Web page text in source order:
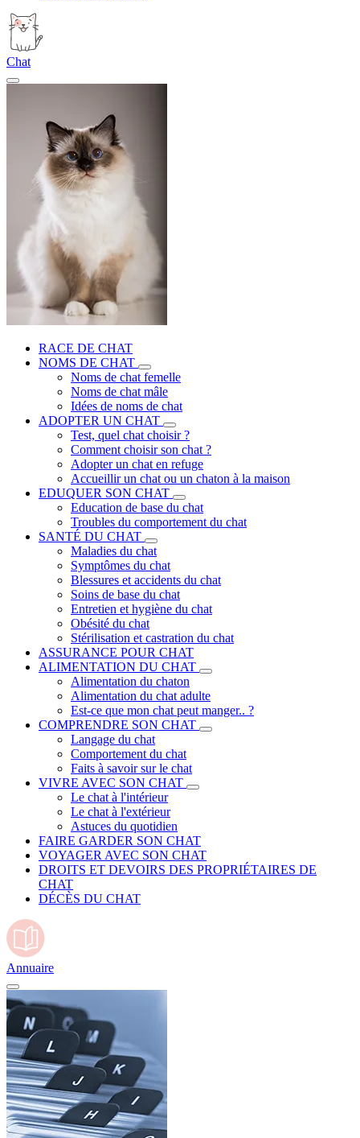
Chat
RACE DE CHAT
NOMS DE CHAT
Noms de chat femelle
Noms de chat mâle
Idées de noms de chat
ADOPTER UN CHAT
Test, quel chat choisir ?
Comment choisir son chat ?
Adopter un chat en refuge
Accueillir un chat ou un chaton à la maison
EDUQUER SON CHAT
Education de base du chat
Troubles du comportement du chat
SANTÉ DU CHAT
Maladies du chat
Symptômes du chat
Blessures et accidents du chat
Soins de base du chat
Entretien et hygiène du chat
Obésité du chat
Stérilisation et castration du chat
ASSURANCE POUR CHAT
ALIMENTATION DU CHAT
Alimentation du chaton
Alimentation du chat adulte
Est-ce que mon chat peut manger.. ?
COMPRENDRE SON CHAT
Langage du chat
Comportement du chat
Faits à savoir sur le chat
VIVRE AVEC SON CHAT
Le chat à l'intérieur
Le chat à l'extérieur
Astuces du quotidien
FAIRE GARDER SON CHAT
VOYAGER AVEC SON CHAT
DROITS ET DEVOIRS DES PROPRIÉTAIRES DE
CHAT
DÉCÈS DU CHAT
Annuaire